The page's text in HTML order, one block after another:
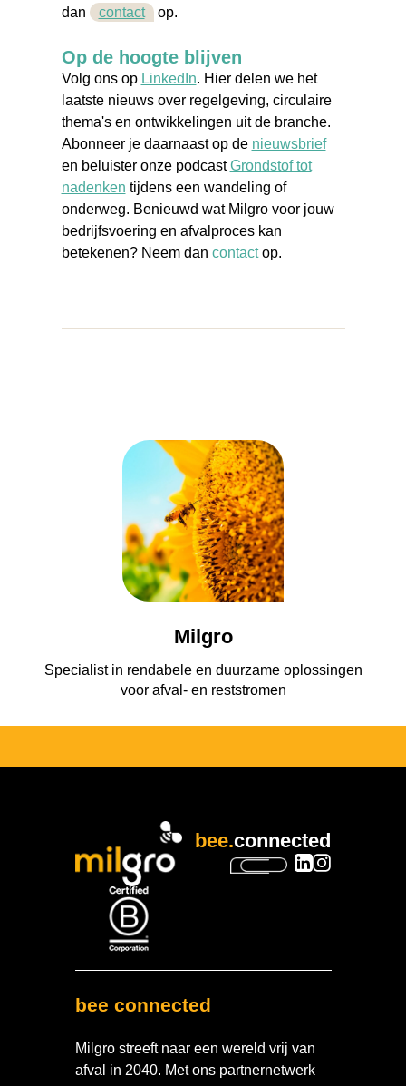
dan
contact op.
Op de hoogte blijven
Volg ons op LinkedIn. Hier delen we het
laatste nieuws over regelgeving, circulaire
thema's en ontwikkelingen uit de branche.
Abonneer je daarnaast op de nieuwsbrief
en beluister onze podcastGrondstof tot
nadenken tijdens een wandeling of
onderweg. Benieuwd wat Milgro voor jouw
bedrijfsvoering en afvalproces kan
betekenen? Neem dan contactop.
Milgro
Specialist in rendabele en duurzame oplossingen
voor afval- en reststromen
bee.connected
bee connected
Milgro streeft naar een wereld vrij van
afval in 2040. Met ons partnernetwerk